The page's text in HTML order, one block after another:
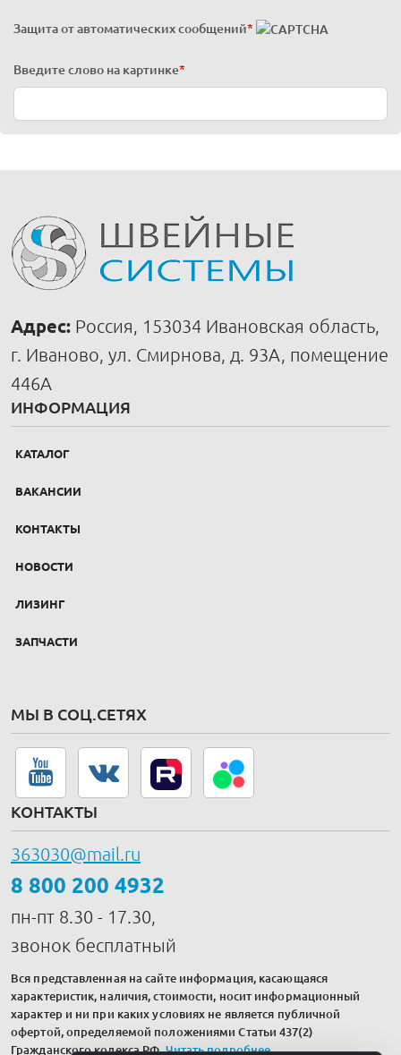
Защита от автоматических сообщений*
Введите слово на картинке*
Адрес: Россия, 153034 Ивановская область,
г. Иваново, ул. Смирнова, д. 93А, помещение
446А
ИНФОРМАЦИЯ
КАТАЛОГ
ВАКАНСИИ
КОНТАКТЫ
НОВОСТИ
ЛИЗИНГ
ЗАПЧАСТИ
МЫ В СОЦ.СЕТЯХ
КОНТАКТЫ
363030@mail.ru
8 800 200 4932
пн-пт 8.30 - 17.30,
звонок бесплатный
Вся представленная на сайте информация, касающаяся
характеристик, наличия, стоимости, носит информационный
характер и ни при каких условиях не является публичной
офертой, определяемой положениями Статьи 437(2)
Гражданского кодекса РФ.Читать подробнее.